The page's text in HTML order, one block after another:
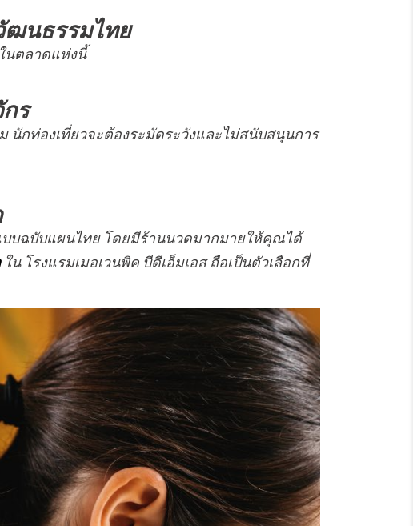
ฒนธรรมไทย
นตลาดแห่งนี้
ร
นักท่องเที่ยวจะต้องระมัดระวังและไม่สนับสนุนการ
บบฉบับแผนไทย โดยมีร้านนวดมากมายให้คุณได้
ใน โรงแรมเมอเวนพิค บีดีเอ็มเอส ถือเป็นตัวเลือกที่